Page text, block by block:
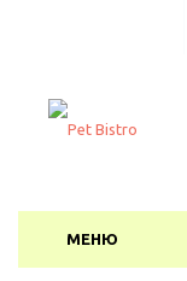
МЕНЮ